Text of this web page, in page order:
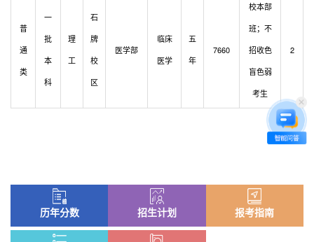
普
通
类
一
批
本
科
理
工
石
牌
校
区
医学部
临床
医学
五
年
7660
校本部
班；不
招收色
盲色弱
考生
2
历年分数 招生计划 报考指南